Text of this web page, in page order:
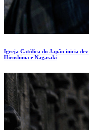
Igreja Católica do Japão inicia dez
Hiroshima e Nagasaki